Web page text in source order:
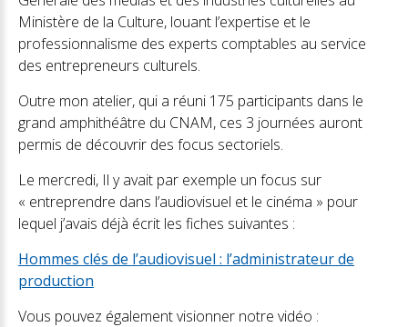
Ministère de la Culture, louant l’expertise et le
professionnalisme des experts comptables au service
des entrepreneurs culturels.
Outre mon atelier, qui a réuni 175 participants dans le
grand amphithéâtre du CNAM, ces 3 journées auront
permis de découvrir des focus sectoriels.
Le mercredi, Il y avait par exemple un focus sur
« entreprendre dans l’audiovisuel et le cinéma » pour
lequel j’avais déjà écrit les fiches suivantes :
Hommes clés de l’audiovisuel : l’administrateur de
production
Vous pouvez également visionner notre vidéo :